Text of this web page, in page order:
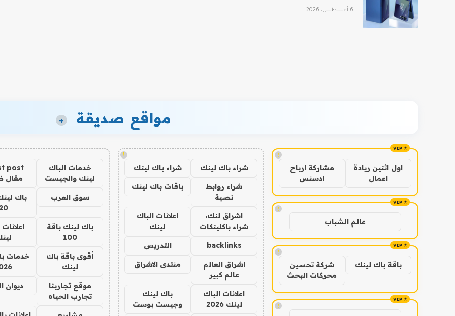
6 أغسطس، 2026
مواقع صديقة +
!
اول اثنين ريادة
اعمال
مشاركة ارباح
ادسنس
!
عالم الشباب
!
باقة باك لينك
شركة تحسين
محركات البحث
!
!
شراء باك لينك شراء باك لينك
شراء روابط
نصية
باقات باك لينك
اشراق لنك،
شراء باكلينكات
اعلانات الباك
لينك
backlinks التدريس
اشراق العالم
عالم كبير
منتدى الاشراق
اعلانات الباك
لينك 2026
باك لينك
وجيست بوست
خدمات الباك
لينك والجيست
post
مقال
سوق العرب
باك
باك لينك باقة
100
أقوى باقة باك
لينك
خدمات
موقع تجاربنا
تجارب الحياه
ديوان